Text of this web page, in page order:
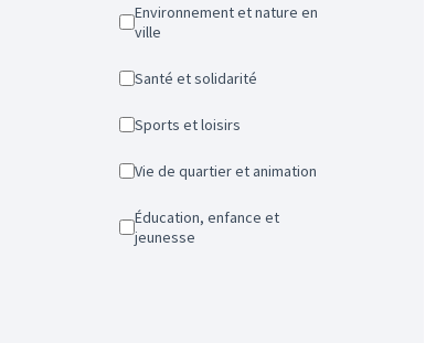
Environnement et nature en
ville
Santé et solidarité
Sports et loisirs
Vie de quartier et animation
Éducation, enfance et
jeunesse